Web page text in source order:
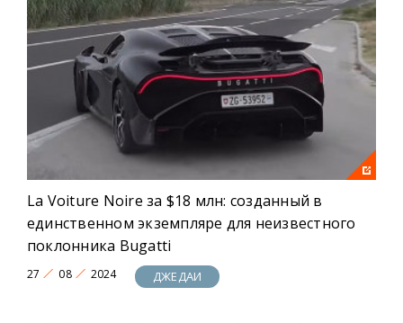
La Voiture Noire за $18 млн: созданный в
единственном экземпляре для неизвестного
поклонника Bugatti
27 08 2024 ДЖЕДАИ